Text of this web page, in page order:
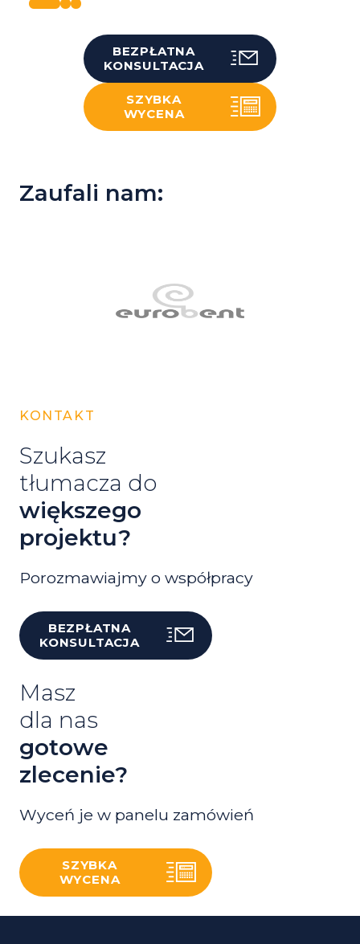
BEZPŁATNA
KONSULTACJA
SZYBKA
WYCENA
Zaufali nam:
KONTAKT
Szukasz
tłumacza do
większego
projektu?
Porozmawiajmy o współpracy
BEZPŁATNA
KONSULTACJA
Masz
dla nas
gotowe
zlecenie?
Wyceń je w panelu zamówień
SZYBKA
WYCENA